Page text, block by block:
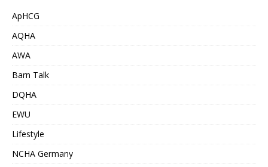
ApHCG
AQHA
AWA
Barn Talk
DQHA
EWU
Lifestyle
NCHA Germany